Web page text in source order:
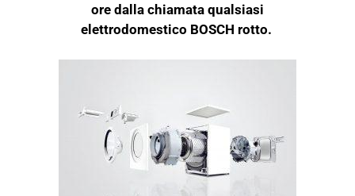
ore dalla chiamata qualsiasi
elettrodomestico BOSCH rotto.